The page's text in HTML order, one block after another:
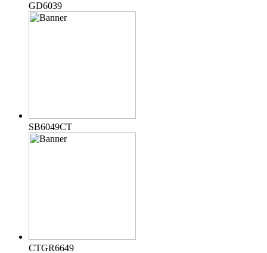
GD6039
SB6049CT
CTGR6649